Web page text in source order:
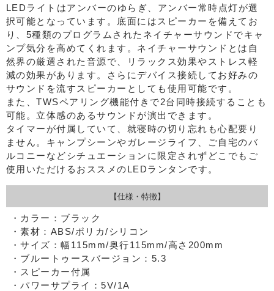
LEDライトはアンバーのゆらぎ、アンバー常時点灯が選
択可能となっています。底面にはスピーカーを備えてお
り、5種類のプログラムされたネイチャーサウンドでキャ
ンプ気分を高めてくれます。ネイチャーサウンドとは自
然界の厳選された音源で、リラックス効果やストレス軽
減の効果があります。さらにデバイス接続してお好みの
サウンドを流すスピーカーとしても使用可能です。
また、TWSペアリング機能付きで2台同時接続することも
可能。立体感のあるサウンドが演出できます。
タイマーが付属していて、就寝時の切り忘れも心配要り
ません。キャンプシーンやガレージライフ、ご自宅のバ
ルコニーなどシチュエーションに限定されずどこでもご
使用いただけるおススメのLEDランタンです。
【仕様・特徴】
・カラー：ブラック
・素材：ABS/ポリカ/シリコン
・サイズ：幅115mm/奥行115mm/高さ200mm
・ブルートゥースバージョン：5.3
・スピーカー付属
・パワーサプライ：5V/1A